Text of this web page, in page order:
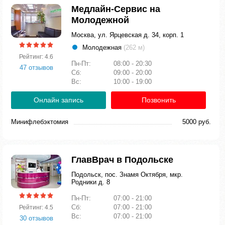
Рейтинг: 4.6
47 отзывов
Медлайн-Сервис на
Молодежной
Москва, ул. Ярцевская д. 34, корп. 1
Молодежная (262 м)
Пн-Пт:
08:00 - 20:30
Сб:
09:00 - 20:00
Вс:
10:00 - 19:00
Онлайн запись Позвонить
Минифлебэктомия 5000 руб.
Рейтинг: 4.5
30 отзывов
ГлавВрач в Подольске
Подольск, пос. Знамя Октября, мкр.
Родники д. 8
Пн-Пт:
07:00 - 21:00
Сб:
07:00 - 21:00
Вс:
07:00 - 21:00